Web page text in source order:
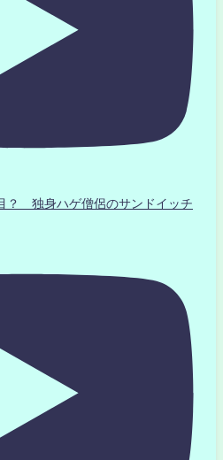
？ 独身ハゲ僧侶のサンドイッチ